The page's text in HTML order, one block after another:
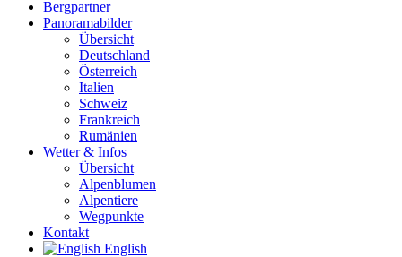
Bergpartner
Panoramabilder
Übersicht
Deutschland
Österreich
Italien
Schweiz
Frankreich
Rumänien
Wetter & Infos
Übersicht
Alpenblumen
Alpentiere
Wegpunkte
Kontakt
English